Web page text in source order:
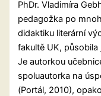
PhDr. Vladimíra
pedagožka po
didaktiku literární
fakultě UK,
Je autorkou
spoluautorka na
(Portál, 2010),